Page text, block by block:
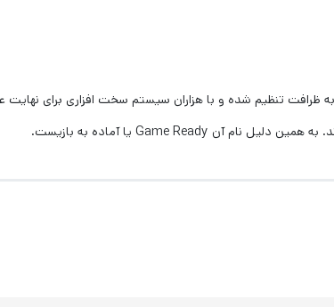
ظرافت تنظیم شده و با هزاران سیستم سخت‏ افزاری برای نهایت
به همین دلیل نام آن Game Readyیا آماده به بازی‏ست.